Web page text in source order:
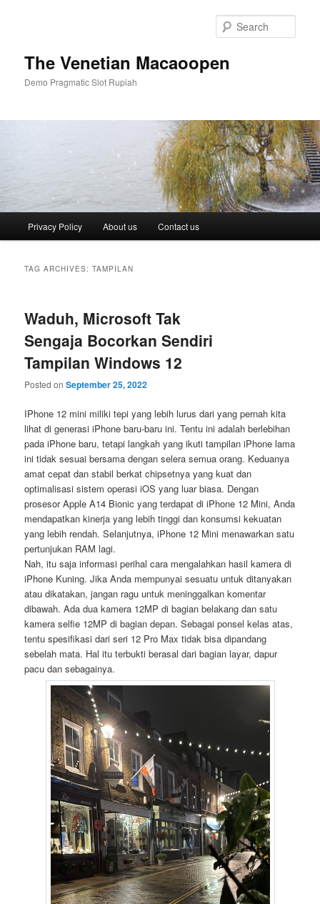
The Venetian Macaoopen
Demo Pragmatic Slot Rupiah
Privacy Policy About us Contact us
TAG ARCHIVES:TAMPILAN
Waduh, Microsoft Tak
Sengaja Bocorkan Sendiri
Tampilan Windows 12
Posted onSeptember 25, 2022
IPhone 12 mini miliki tepi yang lebih lurus dari yang pernah kita
lihat di generasi iPhone baru-baru ini. Tentu ini adalah berlebihan
pada iPhone baru, tetapi langkah yang ikuti tampilan iPhone lama
ini tidak sesuai bersama dengan selera semua orang. Keduanya
amat cepat dan stabil berkat chipsetnya yang kuat dan
optimalisasi sistem operasi iOS yang luar biasa. Dengan
prosesor Apple A14 Bionic yang terdapat di iPhone 12 Mini, Anda
mendapatkan kinerja yang lebih tinggi dan konsumsi kekuatan
yang lebih rendah. Selanjutnya, iPhone 12 Mini menawarkan satu
pertunjukan RAM lagi.
Nah, itu saja informasi perihal cara mengalahkan hasil kamera di
iPhone Kuning. Jika Anda mempunyai sesuatu untuk ditanyakan
atau dikatakan, jangan ragu untuk meninggalkan komentar
dibawah. Ada dua kamera 12MP di bagian belakang dan satu
kamera selfie 12MP di bagian depan. Sebagai ponsel kelas atas,
tentu spesifikasi dari seri 12 Pro Max tidak bisa dipandang
sebelah mata. Hal itu terbukti berasal dari bagian layar, dapur
pacu dan sebagainya.